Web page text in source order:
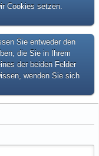
Cookies setzen.
Sie entweder den
die Sie in Ihrem
der beiden Felder
wenden Sie sich